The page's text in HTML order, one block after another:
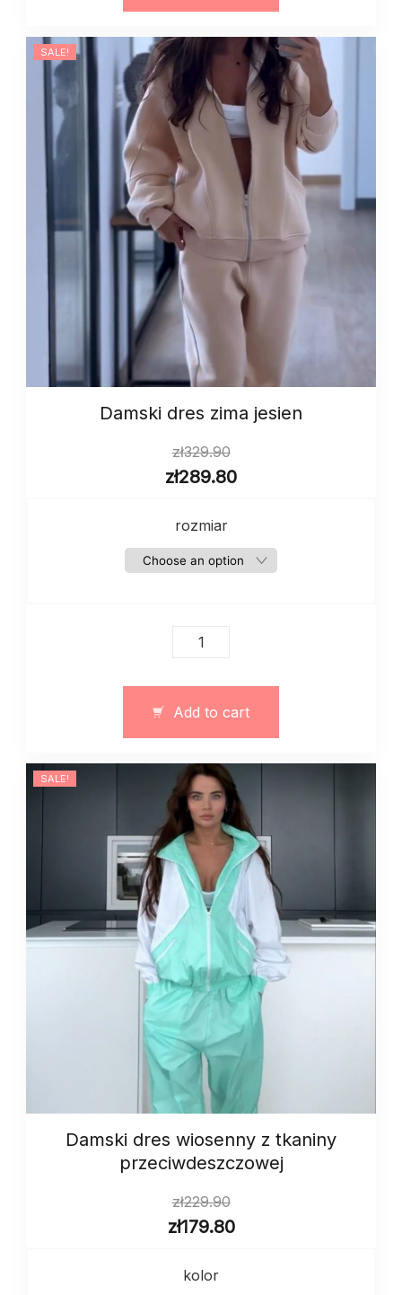
SALE!
Damski dres zima jesien
zł329.90
zł289.80
rozmiar
Damski
quantity
Add to cart
SALE!
Damski dres wiosenny z tkaniny
przeciwdeszczowej
zł229.90
zł179.80
kolor